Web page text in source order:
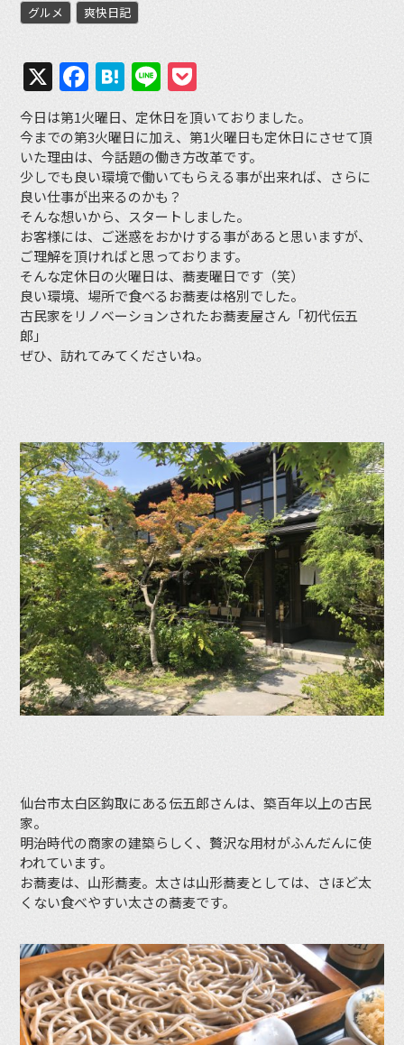
グルメ 爽快日記
X Facebook
Hatena
Line
今日は第1火曜日、定休日を頂いておりました。
今までの第3火曜日に加え、第1火曜日も定休日にさせて頂
いた理由は、今話題の働き方改革です。
少しでも良い環境で働いてもらえる事が出来れば、さらに
良い仕事が出来るのかも？
そんな想いから、スタートしました。
お客様には、ご迷惑をおかけする事があると思いますが、
ご理解を頂ければと思っております。
そんな定休日の火曜日は、蕎麦曜日です（笑）
良い環境、場所で食べるお蕎麦は格別でした。
古民家をリノベーションされたお蕎麦屋さん「初代伝五
郎」
ぜひ、訪れてみてくださいね。
仙台市太白区鈎取にある伝五郎さんは、築百年以上の古民
家。
明治時代の商家の建築らしく、贅沢な用材がふんだんに使
われています。
お蕎麦は、山形蕎麦。太さは山形蕎麦としては、さほど太
くない食べやすい太さの蕎麦です。